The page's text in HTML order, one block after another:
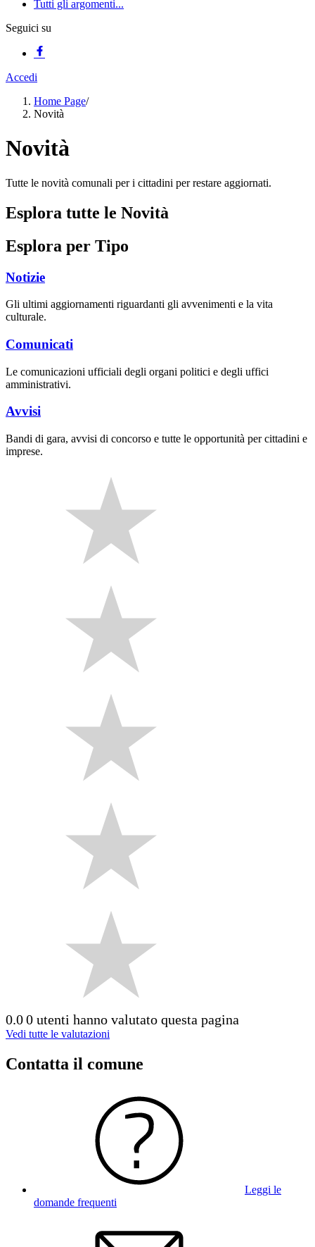
Tutti gli argomenti...
Seguici su
Accedi
Home Page/
Novità
Novità
Tutte le novità comunali per i cittadini per restare aggiornati.
Esplora tutte le Novità
Esplora per Tipo
Notizie
Gli ultimi aggiornamenti riguardanti gli avvenimenti e la vita
culturale.
Comunicati
Le comunicazioni ufficiali degli organi politici e degli uffici
amministrativi.
Avvisi
Bandi di gara, avvisi di concorso e tutte le opportunità per cittadini e
imprese.
0.00 utenti hanno valutato questa pagina
Vedi tutte le valutazioni
Contatta il comune
Leggi le
domande frequenti